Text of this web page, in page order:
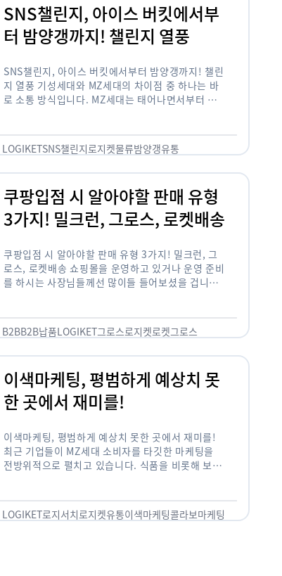
SNS챌린지, 아이스 버킷에서부
터 밤양갱까지! 챌린지 열풍
SNS챌린지, 아이스 버킷에서부터 밤양갱까지! 챌린
지 열풍 기성세대와 MZ세대의 차이점 중 하나는 바
로 소통 방식입니다. MZ세대는 태어나면서부터 디
도 능숙한 …
LOGIKETSNS챌린지로지켓물류밤양갱유통
쿠팡입점 시 알아야할 판매 유형
3가지! 밀크런, 그로스, 로켓배송
쿠팡입점 시 알아야할 판매 유형 3가지! 밀크런, 그
로스, 로켓배송 쇼핑몰을 운영하고 있거나 운영 준비
를 하시는 사장님들께선 많이들 들어보셨을 겁니다.
B2BB2B납품LOGIKET그로스로지켓로켓그로스
이색마케팅, 평범하게 예상치 못
한 곳에서 재미를!
이색마케팅, 평범하게 예상치 못한 곳에서 재미를!
최근 기업들이 MZ세대 소비자를 타깃한 마케팅을
전방위적으로 펼치고 있습니다. 식품을 비롯해 보수
…
LOGIKET로지서치로지켓유통이색마케팅콜라보마케팅